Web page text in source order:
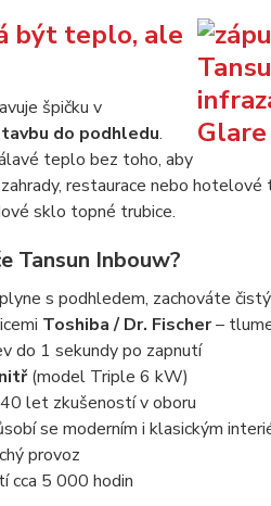
být teplo, ale
špičku v
do podhledu.
teplo bez toho, aby
restaurace nebo
sklo topné trubice.
Tansun Inbouw?
s podhledem, zachováte
Toshiba / Dr. Fischer–
do 1 sekundy po zapnutí
(model Triple 6 kW)
let zkušeností v oboru
se moderním i klasickým
provoz
cca 5 000 hodin